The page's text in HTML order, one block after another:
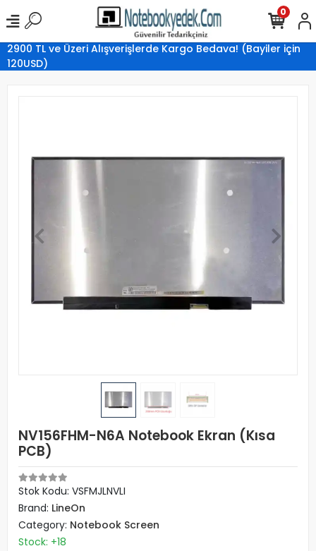
2900 TL ve Üzeri Alışverişlerde Kargo Bedava! (Bayiler için
120USD)
0
NV156FHM-N6A Notebook Ekran (Kısa
PCB)
Stok Kodu: VSFMJLNVLI
Brand: LineOn
Category: Notebook Screen
Stock: +18